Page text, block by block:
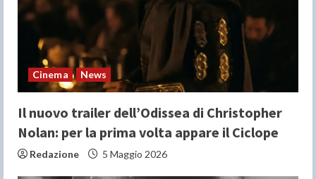
d
n
g
Cinema News
Il nuovo trailer dell’Odissea di Christopher
Nolan: per la prima volta appare il Ciclope
Redazione 5 Maggio 2026